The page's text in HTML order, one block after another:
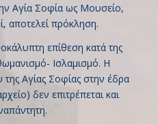
Αγία Σοφία ως Μουσείο,
αποτελεί πρόκληση.
επίθεση κατά της
Ισλαμισμό. Η
Αγίας Σοφίας στην έδρα
δεν επιτρέπεται και